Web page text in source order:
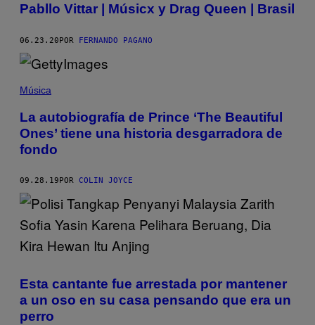
Pabllo Vittar | Músicx y Drag Queen | Brasil
06.23.20POR FERNANDO PAGANO
Música
La autobiografía de Prince ‘The Beautiful
Ones’ tiene una historia desgarradora de
fondo
09.28.19 POR COLIN JOYCE
Esta cantante fue arrestada por mantener
a un oso en su casa pensando que era un
perro